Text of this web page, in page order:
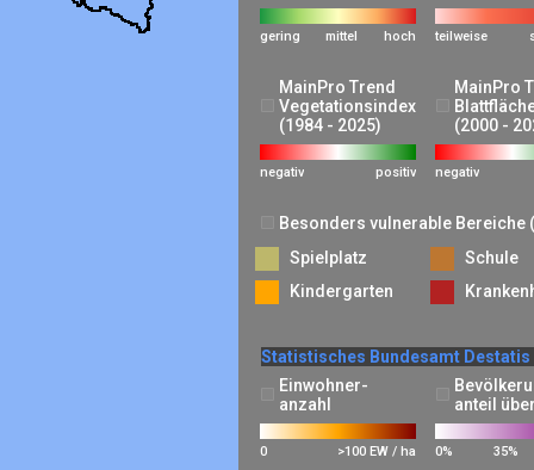
gering mittel hoch teilweise
MainPro Trend
Vegetationsindex
(1984 - 2025)
negativ positiv
MainPro
(2000 -
negativ
Besonders vulnerable Bereiche
Spielplatz
Kindergarten
Schule
Statistisches Bundesamt Destatis
Einwohner-
anzahl
0 >100 EW / ha
anteil
0% 35%